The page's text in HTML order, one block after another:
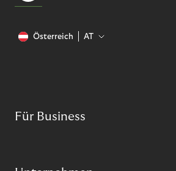
Österreich AT
Für Business